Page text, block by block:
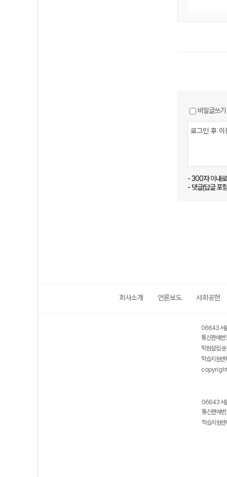
비밀글쓰기
- 300자 이내
- 댓글(답글 포
회사소개 언론보도 사회공헌
06643 서
통신판매
학원설립·
학습지원
06643 서
통신판매
학습지원